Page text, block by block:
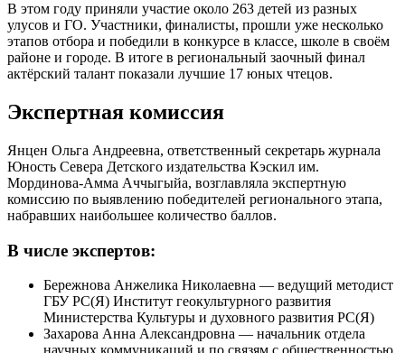
В этом году приняли участие около 263 детей из разных
улусов и ГО. Участники, финалисты, прошли уже несколько
этапов отбора и победили в конкурсе в классе, школе в своём
районе и городе. В итоге в региональный заочный финал
актёрский талант показали лучшие 17 юных чтецов.
Экспертная комиссия
Янцен Ольга Андреевна, ответственный секретарь журнала
Юность Севера Детского издательства Кэскил им.
Мординова-Амма Аччыгыйа, возглавляла экспертную
комиссию по выявлению победителей регионального этапа,
набравших наибольшее количество баллов.
В числе экспертов:
Бережнова Анжелика Николаевна — ведущий методист
ГБУ РС(Я) Институт геокультурного развития
Министерства Культуры и духовного развития РС(Я)
Захарова Анна Александровна — начальник отдела